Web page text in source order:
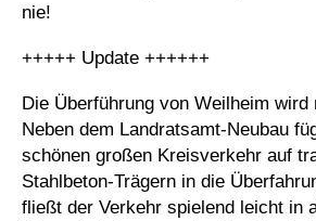
nie!
+++++ Update ++++++
Die Überführung von Weilheim wird
Neben dem Landratsamt-Neubau
schönen großen Kreisverkehr auf
Stahlbeton-Trägern in die
fließt der Verkehr spielend leicht in